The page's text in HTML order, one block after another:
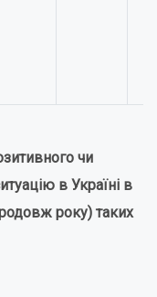
чи
в Україні в
року) таких